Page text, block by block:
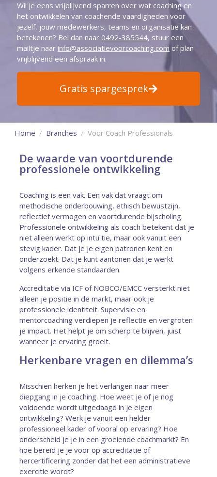
Wil je eens vrijblijvend sparren over wat coaching en
het ontwikkelen van coachende vaardigheden voor
jezelf, jouw medewerkers, teams en organisatie kan
betekenen? Bel dan naar 0492-385544, stuur een
mailtje naar info@associatievoorcoaching.com of plan
vrijblijvend een afspraak in.
Gratis spargesprek
Home Branches Voor Coach Professionals
De waarde van voortdurende
professionele ontwikkeling
Coaching is een vak. Een vak dat vraagt om
methodische onderbouwing, ethisch bewustzijn,
reflectief vermogen en voortdurende bijscholing.
Professionele ontwikkeling als coach betekent dat je
niet alleen werkt op intuïtie, maar ook vanuit een
stevig kader. Dat je je eigen patronen kent en
onderzoekt. Dat je kunt aantonen dat je werkt
volgens erkende standaarden.
Accreditatie via ICF of NOBCO/EMCC versterkt niet
alleen je positie in de markt, maar ook je
professionele identiteit. Supervisie en
mentorcoaching verdiepen je reflectie en vergroten
je impact. Het helpt je om scherp te blijven, juist
wanneer je ervaring groeit.
Herkenbare vragen en dilemma’s
Misschien herken je het verlangen naar meer
diepgang in je coaching. Hoe weet je of je nog
voldoende wordt uitgedaagd in je eigen
ontwikkeling? Werk je vanuit een helder
professioneel kader of vooral op ervaring? Hoe
onderscheid je je in een groeiende coachmarkt? En
hoe bereid je je voor op accreditatie of
hercertificering zonder dat het een administratieve
exercitie wordt?